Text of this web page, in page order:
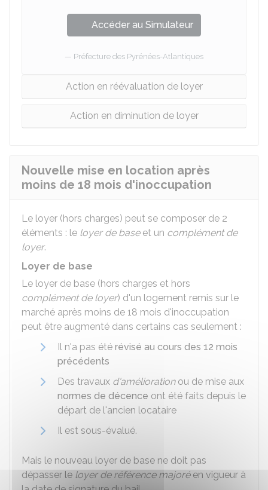
Accéder au Simulateur
Préfecture des Pyrénées-Atlantiques
Action en réévaluation de loyer
Action en diminution de loyer
Nouvelle mise en location après
moins de 18 mois d'inoccupation
Le loyer (hors charges) peut se composer de 2
éléments : le loyer de baseet un complément de
loyer.
Loyer de base
Le loyer de base (hors charges et hors
complément de loyer) d'un logement remis sur le
marché après moins de 18 mois d'inoccupation
peut être augmenté dans certains cas seulement :
Il n'a pas été révisé au cours des 12 mois
précédents
Des travaux d'améliorationou de mise aux
normes de décence ont été faits depuis le
départ de l'ancien locataire
Il est sous-évalué.
Mais le nouveau loyer de base ne doit pas
dépasser le loyer de référence majoréen vigueur à